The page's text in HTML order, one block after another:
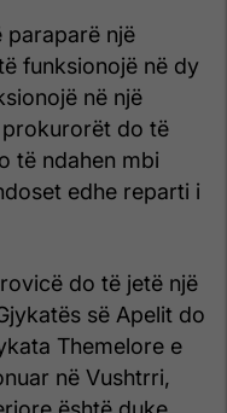
paraparë një
funksionojë në dy
në një
do të
të ndahen mbi
edhe reparti i
do të jetë një
së Apelit do
Themelore e
në Vushtrri,